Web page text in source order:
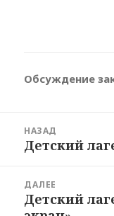
Обсуждение
записям
НАЗАД
Предыдущая
Детский
ДАЛЕЕ
Следующая
Детский